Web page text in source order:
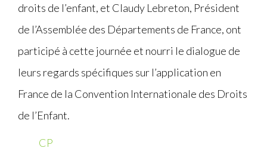
droits de l’enfant, et Claudy Lebreton, Président
de l’Assemblée des Départements de France, ont
participé à cette journée et nourri le dialogue de
leurs regards spécifiques sur l’application en
France de la Convention Internationale des Droits
de l’Enfant.
CP